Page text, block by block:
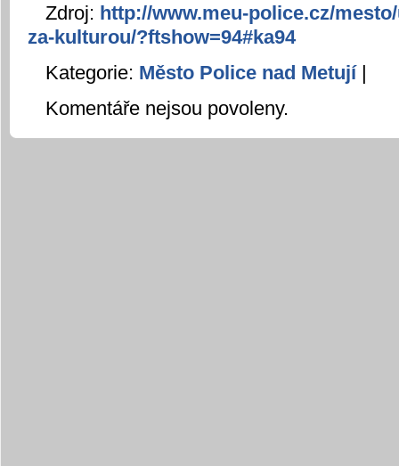
Zdroj: http://www.meu-police.cz/
za-kulturou/?ftshow=94#ka94
Kategorie: Město Police nad Metují|
Komentáře nejsou povoleny.